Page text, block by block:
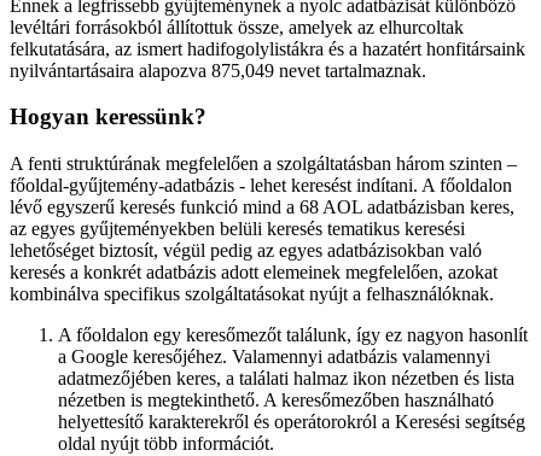
Ennek a legfrissebb gyűjteménynek a nyolc adatbázisát különböző
levéltári forrásokból állítottuk össze, amelyek az elhurcoltak
felkutatására, az ismert hadifogolylistákra és a hazatért honfitársaink
nyilvántartásaira alapozva 875,049 nevet tartalmaznak.
Hogyan keressünk?
A fenti struktúrának megfelelően a szolgáltatásban három szinten –
főoldal-gyűjtemény-adatbázis - lehet keresést indítani. A főoldalon
lévő egyszerű keresés funkció mind a 68 AOL adatbázisban keres,
az egyes gyűjteményekben belüli keresés tematikus keresési
lehetőséget biztosít, végül pedig az egyes adatbázisokban való
keresés a konkrét adatbázis adott elemeinek megfelelően, azokat
kombinálva specifikus szolgáltatásokat nyújt a felhasználóknak.
A főoldalon egy keresőmezőt találunk, így ez nagyon hasonlít
a Google keresőjéhez. Valamennyi adatbázis valamennyi
adatmezőjében keres, a találati halmaz ikon nézetben és lista
nézetben is megtekinthető. A keresőmezőben használható
helyettesítő karakterekről és operátorokról a Keresési segítség
oldal nyújt több információt.